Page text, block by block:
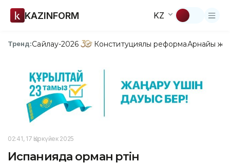
KAZINFORM KZ
Тренд:Сайлау-2026 Конституциялық реформаАрнайы
02:41, 17 Қыркүйек 2025
Испанияда орман өртін